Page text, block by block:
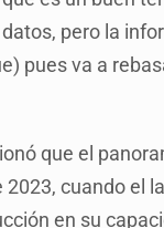
pero la
pues va a
que el
2023, cuando el
en su